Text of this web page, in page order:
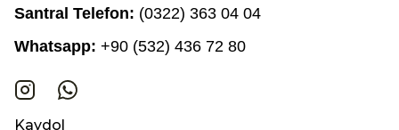
Santral Telefon: (0322) 363 04 04
Whatsapp: +90 (532) 436 72 80
Kaydol